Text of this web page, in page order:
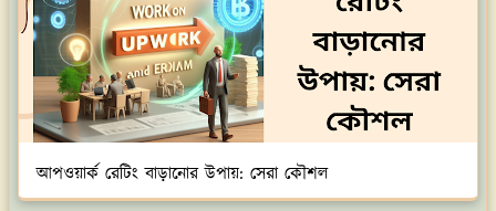
আপওয়ার্ক রেটিং বাড়ানোর উপায়: সেরা কৌশল